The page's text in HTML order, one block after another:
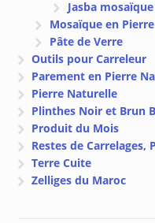
Jasba mosaïque
Mosaïque en
Pâte de Verre
Outils pour Carreleur
Parement en Pierre
Pierre Naturelle
Plinthes Noir et Brun
Produit du Mois
Restes de Carrelages,
Terre Cuite
Zelliges du Maroc